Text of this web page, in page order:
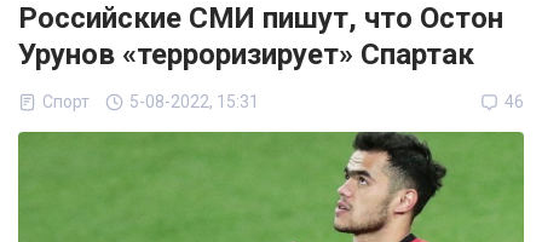
Российские СМИ пишут, что Остон
Урунов «терроризирует» Спартак
Спорт 5-08-2022, 15:31 46